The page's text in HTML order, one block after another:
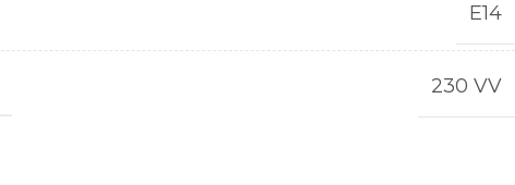
Е14
230 VV